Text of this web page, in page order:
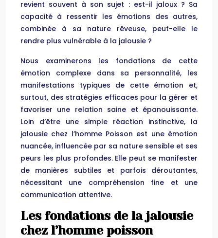
revient souvent à son sujet : est-il jaloux ? Sa
capacité à ressentir les émotions des autres,
combinée à sa nature rêveuse, peut-elle le
rendre plus vulnérable à la jalousie ?
Nous examinerons les fondations de cette
émotion complexe dans sa personnalité, les
manifestations typiques de cette émotion et,
surtout, des stratégies efficaces pour la gérer et
favoriser une relation saine et épanouissante.
Loin d’être une simple réaction instinctive, la
jalousie chez l’homme Poisson est une émotion
nuancée, influencée par sa nature sensible et ses
peurs les plus profondes. Elle peut se manifester
de manières subtiles et parfois déroutantes,
nécessitant une compréhension fine et une
communication attentive.
Les fondations de la jalousie
chez l’homme poisson